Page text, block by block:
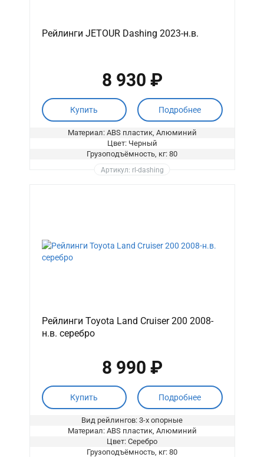
Рейлинги JETOUR Dashing 2023-н.в.
8 930 ₽
Купить Подробнее
Материал: ABS пластик, Алюминий
Цвет: Черный
Грузоподъёмность, кг: 80
Артикул: rl-dashing
Рейлинги Toyota Land Cruiser 200 2008-
н.в. серебро
8 990 ₽
Купить Подробнее
Вид рейлингов: 3-х опорные
Материал: ABS пластик, Алюминий
Цвет: Серебро
Грузоподъёмность, кг: 80